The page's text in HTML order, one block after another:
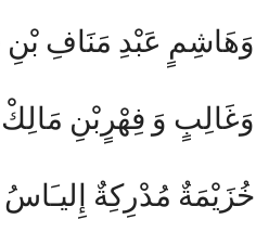
وَهَاشِمٍ عَبْدِ مَنَافِ
وَغَالِبٍ وَ فِهْرٍبْنِ
خُزَيْمَةٌ مُدْرِكِةٌ